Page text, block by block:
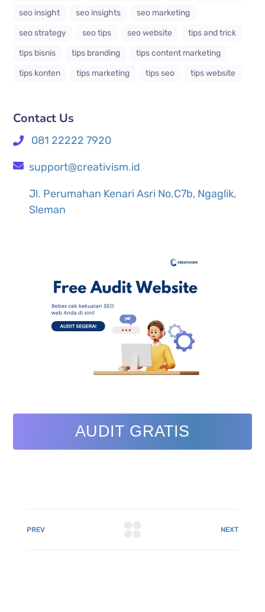
seo insight
seo insights
seo marketing
seo strategy
seo tips seo website
tips and trick
tips bisnis
tips branding
tips content marketing
tips konten
tips marketing tips seo tips website
Contact Us
081 22222 7920
support@creativism.id
Jl. Perumahan Kenari Asri No.C7b, Ngaglik,
Sleman
AUDIT GRATIS
PREV NEXT